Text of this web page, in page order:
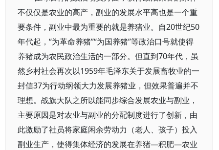
不仅仅是农业的高产，副业的发展水平高也是一个重
要条件，副业中最为重要的就是养猪业。自20世纪50
年代起，“为革命养猪”“为国养猪”等政治口号就使得
养猪成为农民政治生活的一部分。但直到70年代，虽
然乡村社会再次以1959年毛泽东关于发展畜牧业的一
封信37为行动纲领大力发展养猪业，但效果普遍并不
理想。战旗大队之所以能同步综合发展农业与副业，
主要原因是对农业与副业的分配制度进行了创新，由
此激励了社员将家庭闲余劳动力（老人、孩子）投入
副业生产，使得集体经济的发展在养猪—积肥—农业